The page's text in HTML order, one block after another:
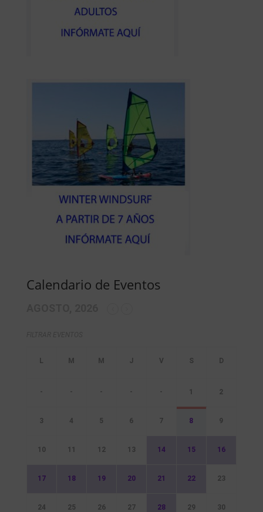
Calendario de Eventos
- - - - - 1 2
3 4 5 6 7 8 9
10 11 12 13 14 15 16
17 18 19 20 21 22 23
24 25 26 27 28 29 30